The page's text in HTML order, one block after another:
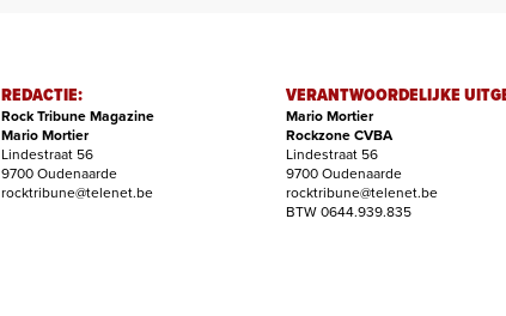
REDACTIE:
Rock Tribune Magazine
Mario Mortier
Lindestraat 56
9700 Oudenaarde
rocktribune@telenet.be
VERANTWOORDELIJKE
Mario Mortier
Rockzone CVBA
Lindestraat 56
9700 Oudenaarde
rocktribune@telenet.be
BTW 0644.939.835